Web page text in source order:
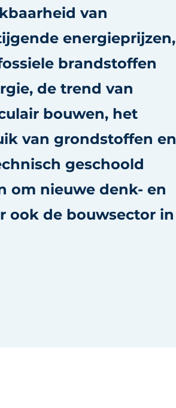
van
energieprijzen,
brandstoffen
de trend van
bouwen, het
van grondstoffen en
geschoold
om nieuwe denk- en
ook de bouwsector in